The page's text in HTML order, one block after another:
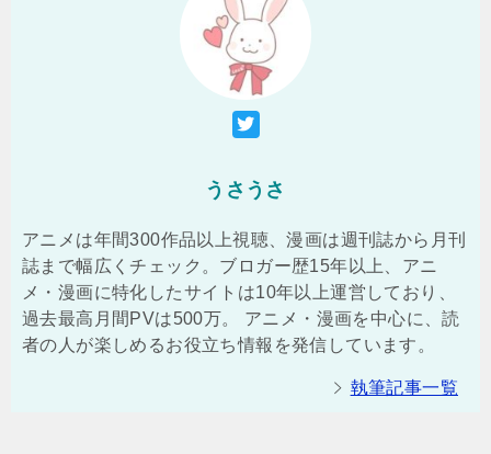
うさうさ
アニメは年間300作品以上視聴、漫画は週刊誌から月刊
誌まで幅広くチェック。ブロガー歴15年以上、アニ
メ・漫画に特化したサイトは10年以上運営しており、
過去最高月間PVは500万。 アニメ・漫画を中心に、読
者の人が楽しめるお役立ち情報を発信しています。
執筆記事一覧